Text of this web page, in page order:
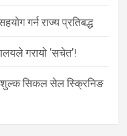
गर्न राज्य प्रतिबद्ध
गरायो ‘सचेत’!
सिकल सेल स्क्रिनिङ